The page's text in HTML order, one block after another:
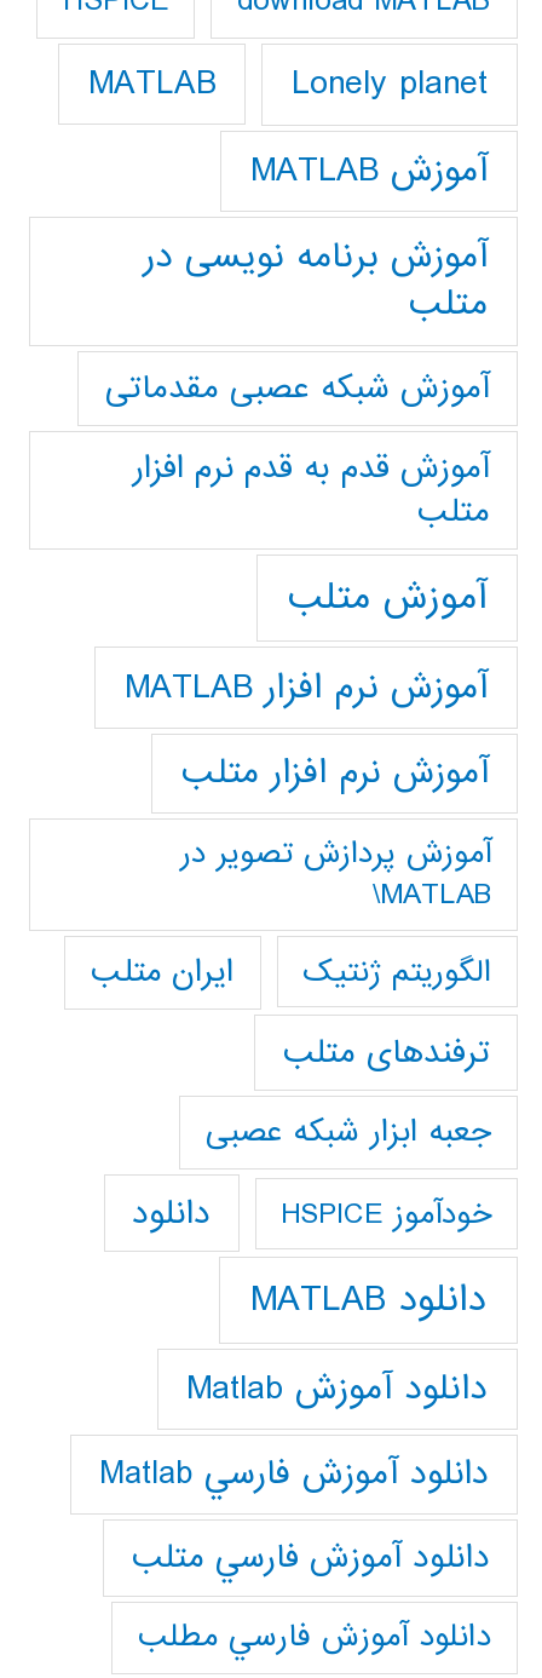
Lonely planet
MATLAB
آموزش MATLAB
آموزش برنامه نویسی در
متلب
آموزش شبکه عصبی مقدماتی
آموزش قدم به قدم نرم افزار
متلب
آموزش متلب
آموزش نرم افزار MATLAB
آموزش نرم افزار متلب
آموزش پردازش تصوير در
MATLAB\
الگوریتم ژنتیک
ایران متلب
ترفندهای متلب
جعبه ابزار شبکه عصبی
خودآموز HSPICE دانلود
دانلود MATLAB
دانلود آموزش Matlab
دانلود آموزش فارسي Matlab
دانلود آموزش فارسي متلب
دانلود آموزش فارسي مطلب